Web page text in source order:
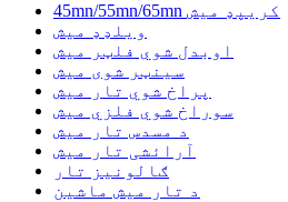
45mn/55mn/65mn کریپډ میش
ویلډډ میش
اوبدل شوي فلټر میش
سینټر شوی میش
پراخ شوي تار میش
سوراخ شوي فلزي میش
د مسدس تار میش
آرائشی تار میش
ګالونیز تار
د تار میش ماشین